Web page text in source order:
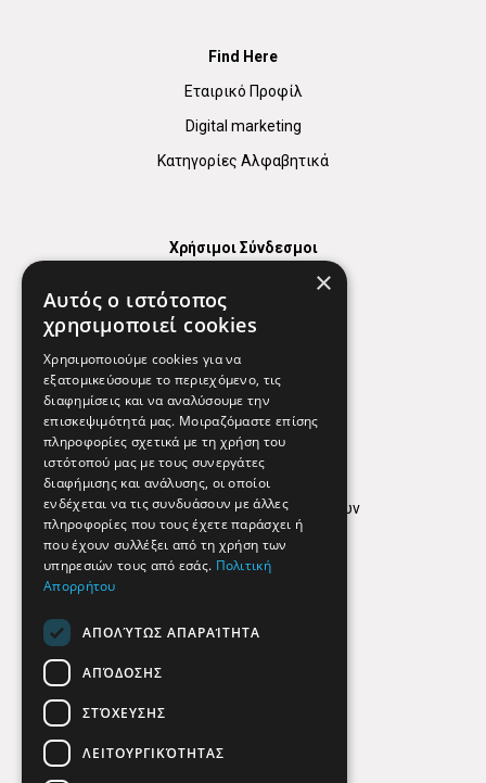
Find Here
Εταιρικό Προφίλ
Digital marketing
Κατηγορίες Αλφαβητικά
Χρήσιμοι Σύνδεσμοι
Χρήσιμα Τηλέφωνα
Εφημερεύοντα Φαρμακεία
Απόρρητο
Όροι Χρήσης
Πολιτική προστασίας δεδομένων
Findhere
Social Media
×
Αυτός ο ιστότοπος
χρησιμοποιεί cookies
Χρησιμοποιούμε cookies για να
εξατομικεύσουμε το περιεχόμενο, τις
διαφημίσεις και να αναλύσουμε την
επισκεψιμότητά μας. Μοιραζόμαστε επίσης
πληροφορίες σχετικά με τη χρήση του
ιστότοπού μας με τους συνεργάτες
διαφήμισης και ανάλυσης, οι οποίοι
ενδέχεται να τις συνδυάσουν με άλλες
πληροφορίες που τους έχετε παράσχει ή
που έχουν συλλέξει από τη χρήση των
υπηρεσιών τους από εσάς. Πολιτική
Απορρήτου
ΑΠΟΛΎΤΩΣ ΑΠΑΡΑΊΤΗΤΑ
ΑΠΌΔΟΣΗΣ
ΣΤΌΧΕΥΣΗΣ
ΛΕΙΤΟΥΡΓΙΚΌΤΗΤΑΣ